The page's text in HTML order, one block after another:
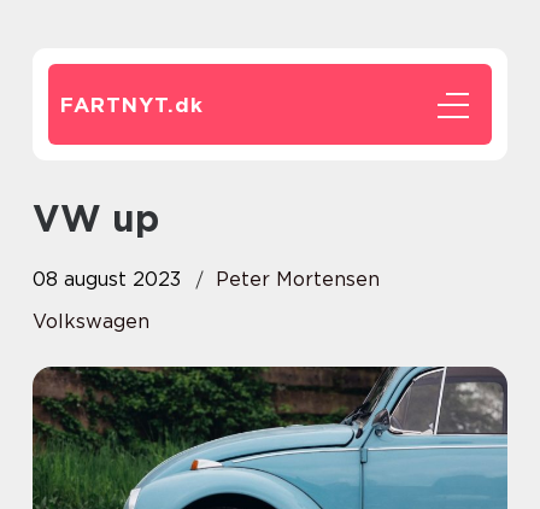
FARTNYT.dk
VW up
08 august 2023
Peter Mortensen
Volkswagen